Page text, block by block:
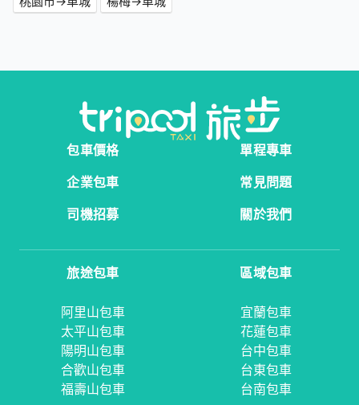
包車價格
單程專車
企業包車
常見問題
司機招募
關於我們
旅途包車
阿里山包車
太平山包車
陽明山包車
合歡山包車
福壽山包車
區域包車
宜蘭包車
花蓮包車
台中包車
台東包車
台南包車